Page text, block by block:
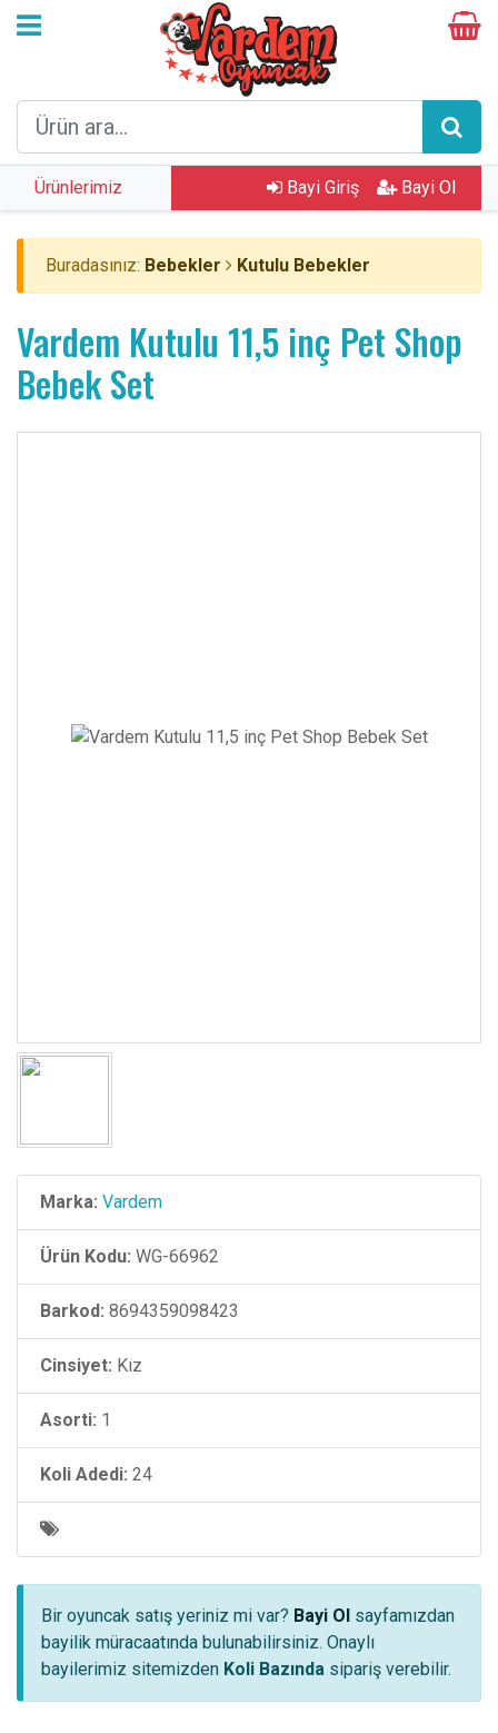
Ürünlerimiz Bayi Giriş Bayi Ol
Buradasınız: Bebekler Kutulu Bebekler
Vardem Kutulu 11,5 inç Pet Shop
Bebek Set
Marka: Vardem
Ürün Kodu: WG-66962
Barkod: 8694359098423
Cinsiyet: Kız
Asorti: 1
Koli Adedi: 24
Bir oyuncak satış yeriniz mi var? Bayi Ol sayfamızdan
bayilik müracaatında bulunabilirsiniz. Onaylı
bayilerimiz sitemizden Koli Bazında sipariş verebilir.